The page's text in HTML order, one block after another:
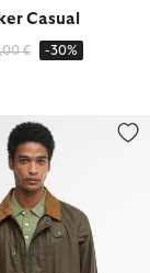
Casual
von
€bis-30%
Bedale